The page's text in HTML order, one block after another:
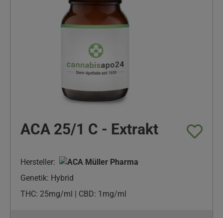
ACA 25/1 C - Extrakt
Hersteller:
Genetik: Hybrid
THC: 25mg/ml | CBD: 1mg/ml